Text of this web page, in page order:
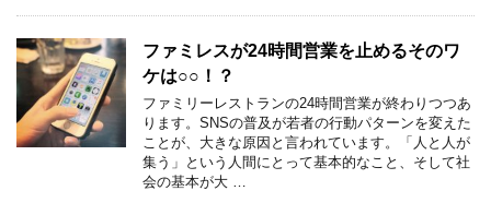
ファミレスが24時間営業を止めるそのワ
ケは○○！？
ファミリーレストランの24時間営業が終わりつつあ
ります。SNSの普及が若者の行動パターンを変えた
ことが、大きな原因と言われています。「人と人が
集う」という人間にとって基本的なこと、そして社
会の基本が大 …